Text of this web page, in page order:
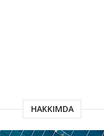
HAKKIMDA